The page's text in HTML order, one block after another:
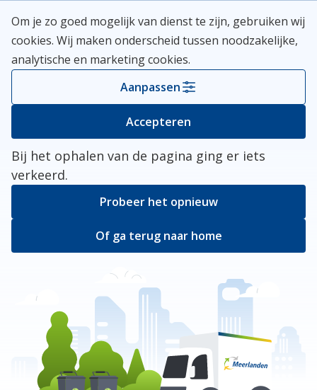
naar
inhoud
Meerlanden Logo
Open
Kies je gemeente
Er ging iets mis
Bij het ophalen van de pagina ging er iets
verkeerd.
Probeer het opnieuw
Of ga terug naar home
Om je zo goed mogelijk van dienst te zijn, gebruiken wij
cookies. Wij maken onderscheid tussen noodzakelijke,
analytische en marketing cookies.
Aanpassen
Accepteren